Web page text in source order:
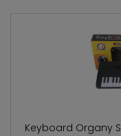
Keyboard Organy